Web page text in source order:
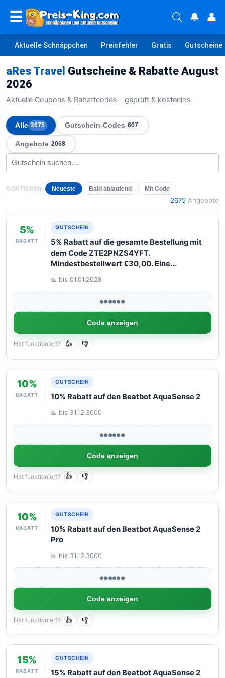
☰ 🔔 👤
Aktuelle Schnäppchen Preisfehler Gratis Gutscheine
aRes Travel Gutscheine & Rabatte August
2026
Aktuelle Coupons & Rabattcodes – geprüft & kostenlos
Alle 2675 Gutschein-Codes 607
Angebote 2068
SORTIEREN: Neueste Bald ablaufend Mit Code
2675 Angebote
5%
RABATT
GUTSCHEIN
5% Rabatt auf die gesamte Bestellung mit
dem Code ZTE2PNZS4YFT.
Mindestbestellwert €30,00. Eine
Rabatten kombinierbar.
📅 bis 01.01.2028
●●●●●●
Code anzeigen
Hat funktioniert? 👍 👎
10%
RABATT
GUTSCHEIN
10% Rabatt auf den Beatbot AquaSense 2
📅 bis 31.12.3000
●●●●●●
Code anzeigen
Hat funktioniert? 👍 👎
10%
RABATT
GUTSCHEIN
10% Rabatt auf den Beatbot AquaSense 2
Pro
📅 bis 31.12.3000
●●●●●●
Code anzeigen
Hat funktioniert? 👍 👎
15%
RABATT
GUTSCHEIN
15% Rabatt auf den Beatbot AquaSense 2